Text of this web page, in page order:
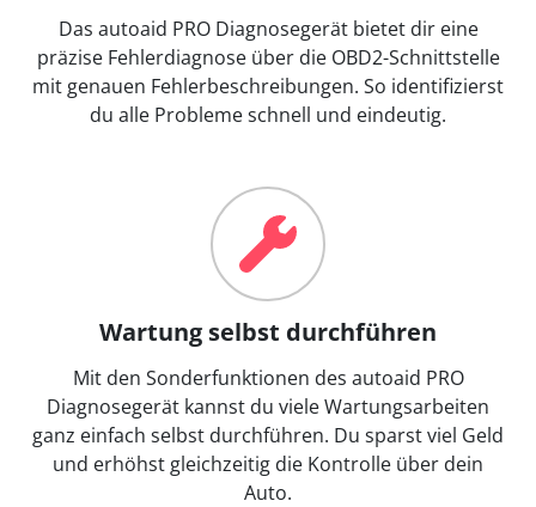
Das autoaid PRO Diagnosegerät bietet dir eine
präzise Fehlerdiagnose über die OBD2-Schnittstelle
mit genauen Fehlerbeschreibungen. So identifizierst
du alle Probleme schnell und eindeutig.
Wartung selbst durchführen
Mit den Sonderfunktionen des autoaid PRO
Diagnosegerät kannst du viele Wartungsarbeiten
ganz einfach selbst durchführen. Du sparst viel Geld
und erhöhst gleichzeitig die Kontrolle über dein
Auto.